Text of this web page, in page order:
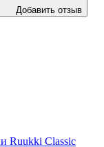
Добавить отзыв
Ruukki Classic